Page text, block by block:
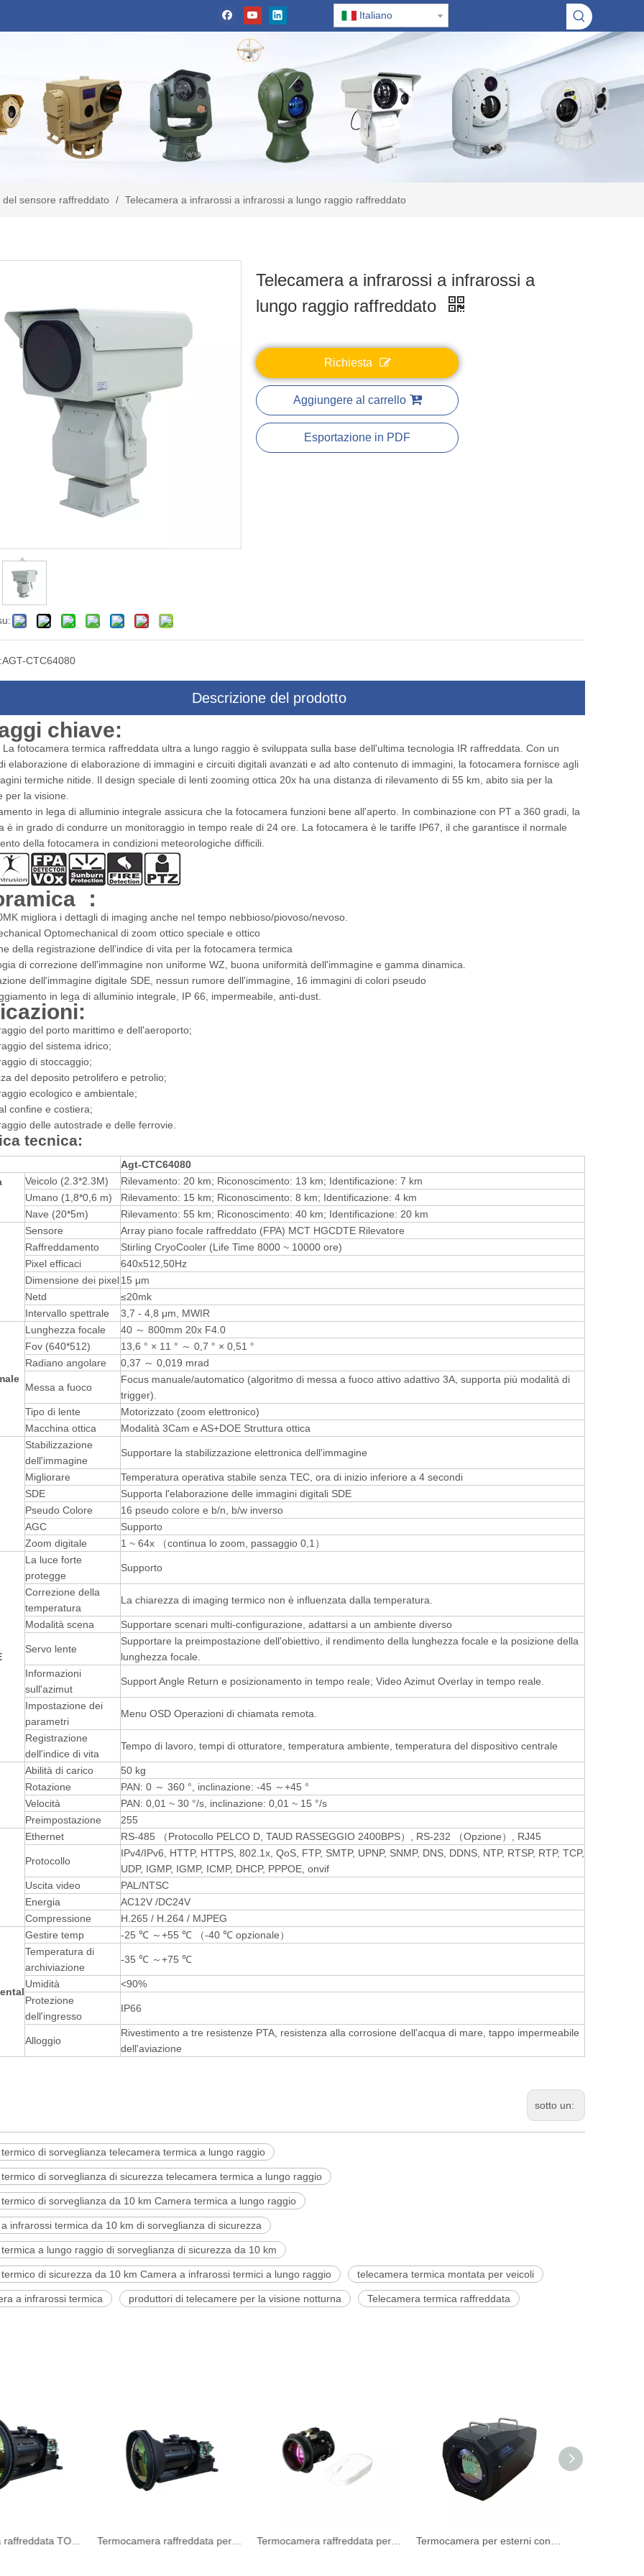
Italiano
sensore raffreddato / Telecamera a infrarossi a infrarossi a lungo raggio raffreddato
di puntamento a tre assi
con telecamera drone
fotocamera drone
Camera termica
Telecamera a infrarossi a infrarossi a
lungo raggio raffreddato
Richiesta
Aggiungere al carrello
Esportazione in PDF
AGT-CTC64080
Descrizione del prodotto
chiave:
La fotocamera termica raffreddata ultra a lungo raggio è sviluppata sulla base dell'ultima tecnologia IR raffreddata. Con un
elaborazione di elaborazione di immagini e circuiti digitali avanzati e ad alto contenuto di immagini, la fotocamera fornisce agli
termiche nitide. Il design speciale di lenti zooming ottica 20x ha una distanza di rilevamento di 55 km, abito sia per la
per la visione.
in lega di alluminio integrale assicura che la fotocamera funzioni bene all'aperto. In combinazione con PT a 360 gradi, la
è in grado di condurre un monitoraggio in tempo reale di 24 ore. La fotocamera è le tariffe IP67, il che garantisce il normale
della fotocamera in condizioni meteorologiche difficili.
：
migliora i dettagli di imaging anche nel tempo nebbioso/piovoso/nevoso.
Optomechanical di zoom ottico speciale e ottico
della registrazione dell'indice di vita per la fotocamera termica
di correzione dell'immagine non uniforme WZ, buona uniformità dell'immagine e gamma dinamica.
dell'immagine digitale SDE, nessun rumore dell'immagine, 16 immagini di colori pseudo
in lega di alluminio integrale, IP 66, impermeabile, anti-dust.
del porto marittimo e dell'aeroporto;
del sistema idrico;
di stoccaggio;
del deposito petrolifero e petrolio;
ecologico e ambientale;
confine e costiera;
delle autostrade e delle ferrovie.
tecnica:
Agt-CTC64080
Veicolo (2.3*2.3M)
Rilevamento: 20 km; Riconoscimento: 13 km; Identificazione: 7 km
Umano (1,8*0,6 m)
Rilevamento: 15 km; Riconoscimento: 8 km; Identificazione: 4 km
Nave (20*5m)
Rilevamento: 55 km; Riconoscimento: 40 km; Identificazione: 20 km
Sensore
Array piano focale raffreddato (FPA) MCT HGCDTE Rilevatore
Raffreddamento
Stirling CryoCooler (Life Time 8000 ~ 10000 ore)
Pixel efficaci
640x512,50Hz
Dimensione dei pixel15 μm
Netd
≤20mk
Intervallo spettrale
3,7 - 4,8 μm, MWIR
Lunghezza focale
40 ～ 800mm 20x F4.0
Fov (640*512)
13,6 ° × 11 ° ～ 0,7 ° × 0,51 °
Radiano angolare
0,37 ～ 0,019 mrad
Messa a fuoco
Focus manuale/automatico (algoritmo di messa a fuoco attivo adattivo 3A, supporta più modalità di
trigger).
Tipo di lente
Motorizzato (zoom elettronico)
Macchina ottica
Modalità 3Cam e AS+DOE Struttura ottica
Stabilizzazione
dell'immagine
Supportare la stabilizzazione elettronica dell'immagine
Migliorare
Temperatura operativa stabile senza TEC, ora di inizio inferiore a 4 secondi
SDE
Supporta l'elaborazione delle immagini digitali SDE
Pseudo Colore
16 pseudo colore e b/n, b/w inverso
AGC
Supporto
Zoom digitale
1 ~ 64x （continua lo zoom, passaggio 0,1）
La luce forte
protegge
Supporto
Correzione della
temperatura
La chiarezza di imaging termico non è influenzata dalla temperatura.
Modalità scena Supportare scenari multi-configurazione, adattarsi a un ambiente diverso
Servo lente
Supportare la preimpostazione dell'obiettivo, il rendimento della lunghezza focale e la posizione della
lunghezza focale.
Informazioni
sull'azimut
Support Angle Return e posizionamento in tempo reale; Video Azimut Overlay in tempo reale.
Impostazione dei
parametri
Menu OSD Operazioni di chiamata remota.
Registrazione
dell'indice di vita
Tempo di lavoro, tempi di otturatore, temperatura ambiente, temperatura del dispositivo centrale
Abilità di carico
50 kg
Rotazione
PAN: 0 ～ 360 °, inclinazione: -45 ～+45 °
Velocità
PAN: 0,01 ~ 30 °/s, inclinazione: 0,01 ~ 15 °/s
Preimpostazione
255
Ethernet RS-485 （Protocollo PELCO D, TAUD RASSEGGIO 2400BPS）, RS-232 （Opzione）, RJ45
Protocollo
IPv4/IPv6, HTTP, HTTPS, 802.1x, QoS, FTP, SMTP, UPNP, SNMP, DNS, DDNS, NTP, RTSP, RTP, TCP,
UDP, IGMP, IGMP, ICMP, DHCP, PPPOE, onvif
Uscita video
PAL/NTSC
Energia
AC12V /DC24V
Compressione
H.265 / H.264 / MJPEG
Gestire temp
-25 ℃ ～+55 ℃ （-40 ℃ opzionale）
Temperatura di
archiviazione
-35 ℃ ～+75 ℃
Umidità
<90%
Protezione
dell'ingresso
IP66
Alloggio
Rivestimento a tre resistenze PTA, resistenza alla corrosione dell'acqua di mare, tappo impermeabile
dell'aviazione
sotto un:
di sorveglianza telecamera termica a lungo raggio
di sorveglianza di sicurezza telecamera termica a lungo raggio
di sorveglianza da 10 km Camera termica a lungo raggio
infrarossi termica da 10 km di sorveglianza di sicurezza
a lungo raggio di sorveglianza di sicurezza da 10 km
di sicurezza da 10 km Camera a infrarossi termici a lungo raggio telecamera termica montata per veicoli
a infrarossi termica produttori di telecamere per la visione notturna Telecamera termica raffreddata
Termocamera raffreddata TOP per incendi boschivi Termocamera raffreddata per esterni per incendi boschivi Termocamera raffreddata per esterni per bordi Termocamera per esterni con raffreddamento superiore per bordi